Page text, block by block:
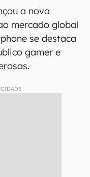
a nova
mercado global
se destaca
gamer e